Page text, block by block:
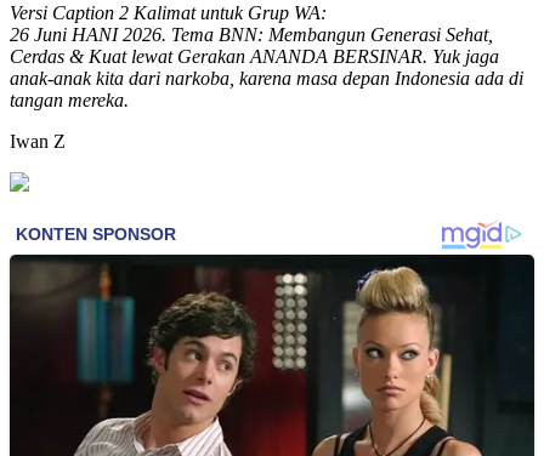
Versi Caption 2 Kalimat untuk Grup WA:
26 Juni HANI 2026. Tema BNN: Membangun Generasi Sehat,
Cerdas & Kuat lewat Gerakan ANANDA BERSINAR. Yuk jaga
anak-anak kita dari narkoba, karena masa depan Indonesia ada di
tangan mereka.
Iwan Z